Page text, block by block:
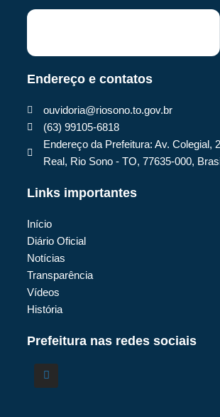
Endereço e contatos
ouvidoria@riosono.to.gov.br
(63) 99105-6818
Endereço da Prefeitura: Av. Colegial,
Real, Rio Sono - TO, 77635-000,
Links importantes
Início
Diário Oficial
Notícias
Transparência
Vídeos
História
Prefeitura nas redes sociais